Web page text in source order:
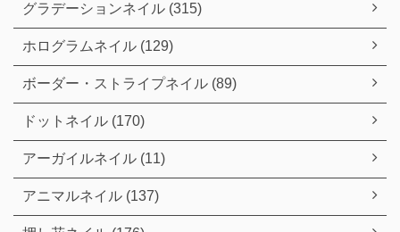
グラデーションネイル (315)
ホログラムネイル (129)
ボーダー・ストライプネイル (89)
ドットネイル (170)
アーガイルネイル (11)
アニマルネイル (137)